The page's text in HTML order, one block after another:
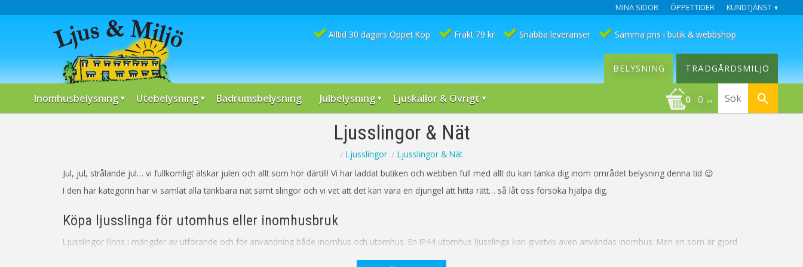
MINA SIDOR ÖPPETTIDER KUNDTJÄNST
Alltid 30 dagars Öppet Köp Frakt 79 kr Snabba leveranser Samma pris i butik & webbshop
Inomhusbelysning Utebelysning Badrumsbelysning Julbelysning Ljuskällor & Övrigt 0 KR
BELYSNING TRÄDGÅRDSMILJÖ
Ljusslingor & Nät
Ljusslingor
Ljusslingor & Nät
Jul, jul, strålande jul… vi fullkomligt älskar julen och allt som hör därtill! Vi har laddat butiken och webben full med allt du kan tänka dig inom området belysning denna tid 😉
I den här kategorin har vi samlat alla tänkbara nät samt slingor och vi vet att det kan vara en djungel att hitta rätt… så låt oss försöka hjälpa dig.
Köpa ljusslinga för utomhus eller inomhusbruk
Ljusslingor finns i mängder av utförande och för användning både inomhus och utomhus. En IP44 utomhus ljusslinga kan givetvis även användas inomhus. Men en som är gjord